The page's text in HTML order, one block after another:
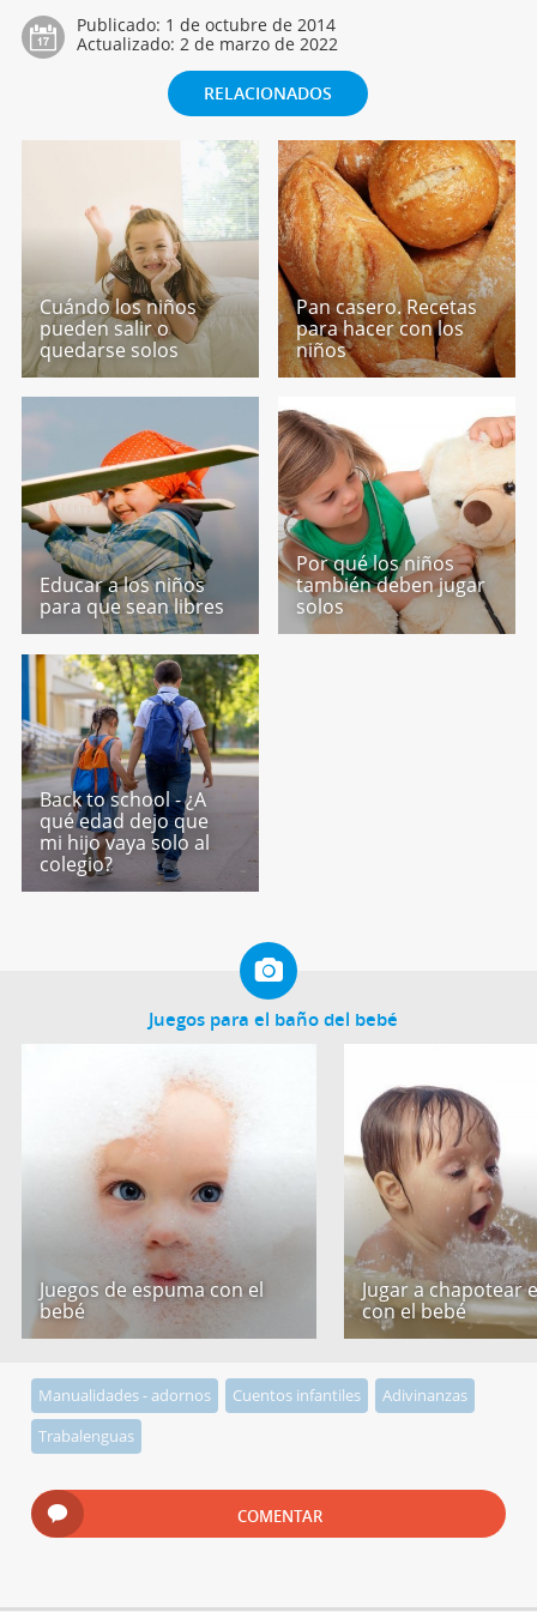
Publicado: 1 de octubre de 2014
Actualizado: 2 de marzo de 2022
RELACIONADOS
Cuándo los niños
pueden salir o
quedarse solos
Pan casero. Recetas
para hacer con los
niños
Educar a los niños
para que sean libres
Por qué los niños
también deben jugar
solos
Back to school - ¿A
qué edad dejo que
mi hijo vaya solo al
colegio?
Juegos para el baño del bebé
Juegos de espuma con el
bebé
Jugar a chapotear
con el bebé
Manualidades - adornos Cuentos infantiles
Adivinanzas
Trabalenguas
COMENTAR